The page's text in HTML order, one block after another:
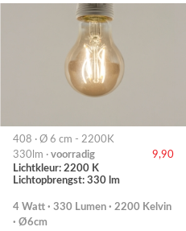
408 · Ø 6 cm - 2200K
330lm · voorradig
9,90
Lichtkleur: 2200 K
Lichtopbrengst: 330 lm
4 Watt · 330 Lumen · 2200 Kelvin
· Ø6cm